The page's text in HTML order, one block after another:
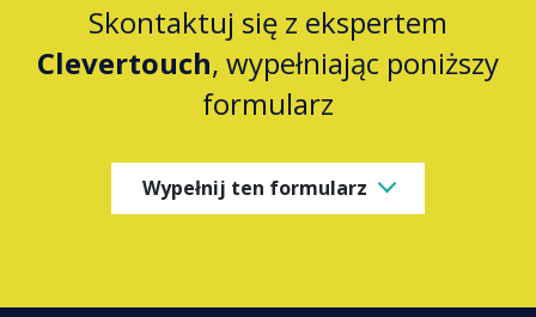
Skontaktuj się z ekspertem
Clevertouch, wypełniając poniższy
formularz
Wypełnij ten formularz